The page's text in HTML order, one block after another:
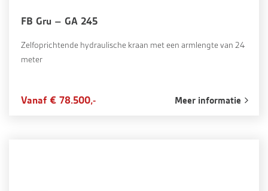
FB Gru – GA 245
Zelfoprichtende hydraulische kraan met een armlengte van 24
meter
Vanaf € 78.500,- Meer informatie